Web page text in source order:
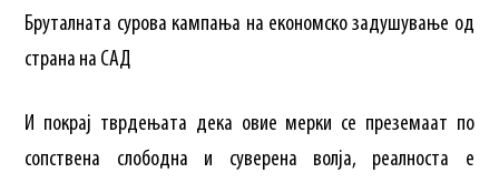
Бруталната сурова кампања на економско задушување од
страна на САД
И покрај тврдењата дека овие мерки се преземаат по
сопствена слободна и суверена волја, реалноста е